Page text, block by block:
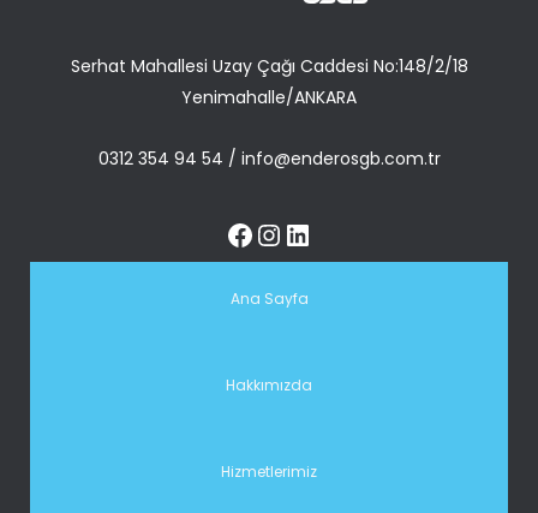
Serhat Mahallesi Uzay Çağı Caddesi No:148/2/18
Yenimahalle/ANKARA
0312 354 94 54 / info@enderosgb.com.tr
Ana Sayfa
Hakkımızda
Hizmetlerimiz